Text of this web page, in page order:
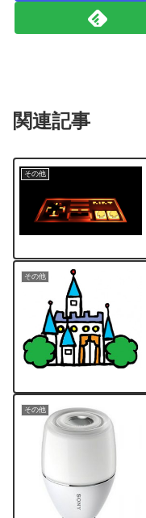
関連記事
その他
その他
その他